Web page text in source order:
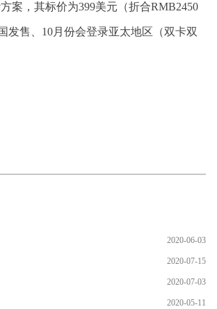
案，其标价为399美元（折合RMB2450
发售、10月份会登录亚太地区（双卡双
2020-06-03
2020-07-15
2020-07-03
2020-05-11